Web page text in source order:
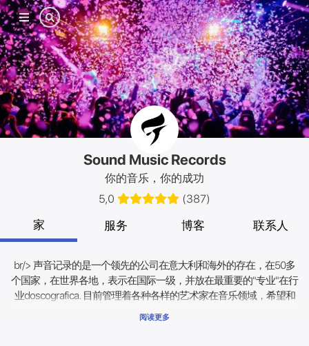
手机
菜单
Sound Music Records
你的音乐，你的成功
5,0
(387)
家 服务 博客 联系人
br/> 声音记录的是一个领先的公司在意大利和海外的存在，在50多
个国家，在世界各地，表示在国际一级，并放在最重要的"专业"在行
业doscografica. 目前管理着各种各样的艺术家在音乐领域，希望和
星-好评，为实现他们的记录的成功和经济。
阅读更多